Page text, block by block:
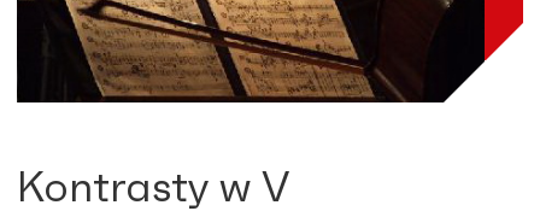
Kontrasty w V